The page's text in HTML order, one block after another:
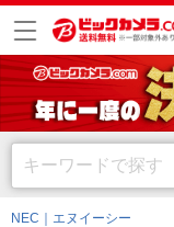
NEC｜エヌイーシー